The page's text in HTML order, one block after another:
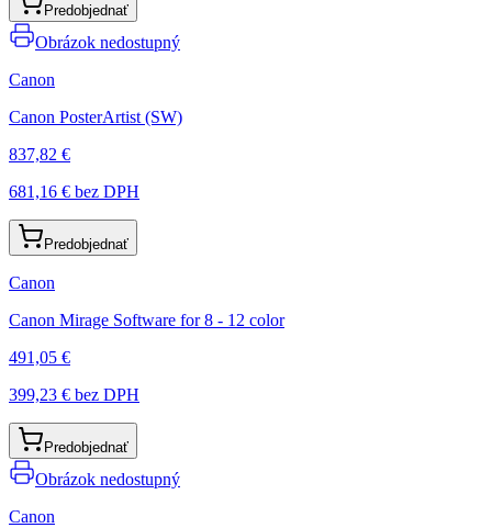
Predobjednať
Obrázok nedostupný
Canon
Canon PosterArtist (SW)
837,82 €
681,16 € bez DPH
Predobjednať
Canon
Canon Mirage Software for 8 - 12 color
491,05 €
399,23 € bez DPH
Predobjednať
Obrázok nedostupný
Canon